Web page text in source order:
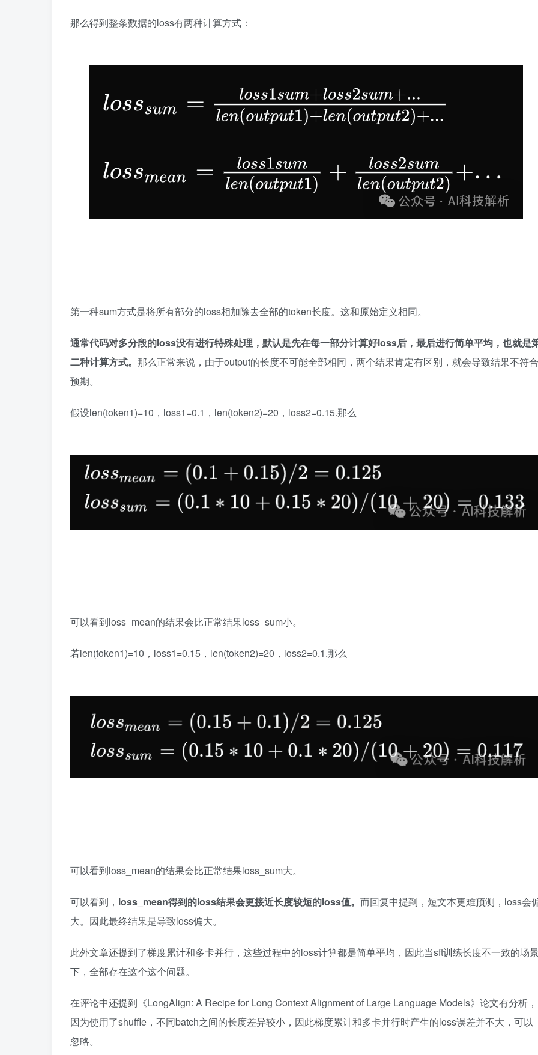
那么得到整条数据的loss有两种计算方式：
第一种sum方式是将所有部分的loss相加除去全部的token长度。这和原始定义相同。
通常代码对多分段的loss没有进行特殊处理，默认是先在每一部分计算好loss后，最后进行简单平均，也就是
二种计算方式。 那么正常来说，由于output的长度不可能全部相同，两个结果肯定有区别，就会导致结果不符合
预期。
假设len(token1)=10，loss1=0.1，len(token2)=20，loss2=0.15.那么
可以看到loss_mean的结果会比正常结果loss_sum小。
若len(token1)=10，loss1=0.15，len(token2)=20，loss2=0.1.那么
可以看到loss_mean的结果会比正常结果loss_sum大。
可以看到， loss_mean得到的loss结果会更接近长度较短的loss值。 而回复中提到，短文本更难预测，loss会
大。因此最终结果是导致loss偏大。
此外文章还提到了梯度累计和多卡并行，这些过程中的loss计算都是简单平均，因此当sft训练长度不一致的场
下，全部存在这个这个问题。
在评论中还提到《LongAlign: A Recipe for Long Context Alignment of Large Language Models》论文有分析，
因为使用了shuffle，不同batch之间的长度差异较小，因此梯度累计和多卡并行时产生的loss误差并不大，可以
忽略。